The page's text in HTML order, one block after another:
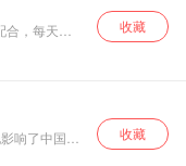
的大案谜团。
，每天晒
收藏
响了中国
收藏